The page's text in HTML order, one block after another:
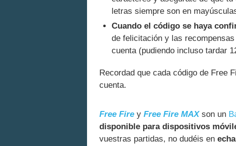
letras siempre son en
Cuando el código se haya
de felicitación y las
cuenta (pudiendo incluso tardar
Recordad que cada código de Free
cuenta.
Free Fire y Free Fire MAXson un
disponible para dispositivos
vuestras partidas, no dudéis en